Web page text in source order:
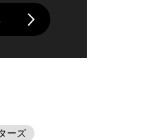
ーズ